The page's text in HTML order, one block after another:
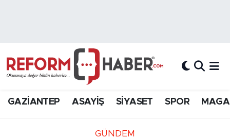
GAZİANTEP ASAYİŞ SİYASET SPOR
GÜNDEM
Hava Durumu
Süper Lig Puan Durumu ve Fikstür